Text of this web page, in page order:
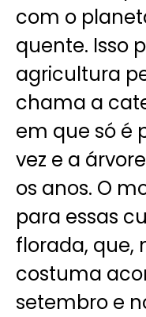
com o
quente. Isso
agricultura
chama a
em que só é
vez e a
os anos. O
para essas
florada, que,
costuma
setembro e